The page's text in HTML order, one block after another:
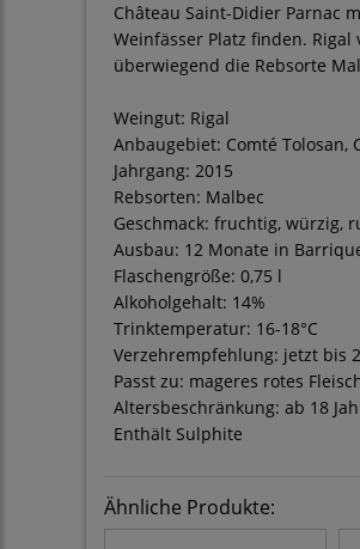
Château Saint-Didier Parnac
Weinfässer Platz finden.
überwiegend die Rebsorte
Weingut: Rigal
Anbaugebiet: Comté Tolosan,
Jahrgang: 2015
Rebsorten: Malbec
Geschmack: fruchtig, würzig,
Ausbau: 12 Monate in
Flaschengröße: 0,75 l
Alkoholgehalt: 14%
Trinktemperatur: 16-18°C
Verzehrempfehlung: jetzt bis
Passt zu: mageres rotes
Altersbeschränkung: ab 18
Enthält Sulphite
Ähnliche Produkte: